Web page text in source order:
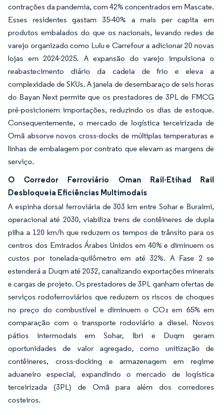
contrações da pandemia, com 42% concentrados em Mascate.
Esses residentes gastam 35-40% a mais per capita em
produtos embalados do que os nacionais, levando redes de
varejo organizado como Lulu e Carrefour a adicionar 20 novas
lojas em 2024-2025. A expansão do varejo impulsiona o
reabastecimento diário da cadeia de frio e eleva a
complexidade de SKUs. A janela de desembaraço de seis horas
do Bayan Next permite que os prestadores de 3PL de FMCG
pré-posicionem importações, reduzindo os dias de estoque.
Consequentemente, o mercado de logística terceirizada de
Omã absorve novos cross-docks de múltiplas temperaturas e
linhas de embalagem por contrato que elevam as margens de
serviço.
O Corredor Ferroviário Oman Rail-Etihad Rail
Desbloqueia Eficiências Multimodais
A espinha dorsal ferroviária de 303 km entre Sohar e Buraimi,
operacional até 2030, viabiliza trens de contêineres de dupla
pilha a 120 km/h que reduzem os tempos de trânsito para os
centros dos Emirados Árabes Unidos em 40% e diminuem os
custos por tonelada-quilômetro em até 32%. A Fase 2 se
estenderá a Duqm até 2032, canalizando exportações minerais
e cargas de projeto. Os prestadores de 3PL ganham ofertas de
serviços rodoferroviários que reduzem os riscos de choques
no preço do combustível e diminuem o CO₂ em 65% em
comparação com o transporte rodoviário a diesel. Novos
pátios intermodais em Sohar, Ibri e Duqm geram
oportunidades de valor agregado, como unitização de
contêineres, cross-docking e armazenagem em regime
aduaneiro especial, expandindo o mercado de logística
terceirizada (3PL) de Omã para além dos corredores
costeiros.